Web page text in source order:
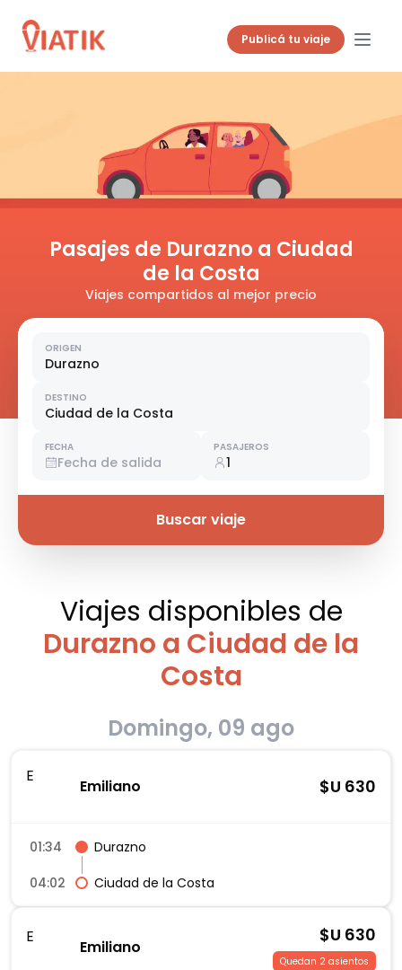
Publicá tu viaje
Pasajes de Durazno a Ciudad
de la Costa
Viajes compartidos al mejor precio
ORIGEN
Durazno
DESTINO
Ciudad de la Costa
FECHA
Fecha de salida
PASAJEROS
1
Buscar viaje
Viajes disponibles de
Durazno a Ciudad de la
Costa
Domingo, 09 ago
E
Emiliano $U 630
01:34
Durazno
04:02
Ciudad de la Costa
E
Emiliano
$U 630
Quedan 2 asientos